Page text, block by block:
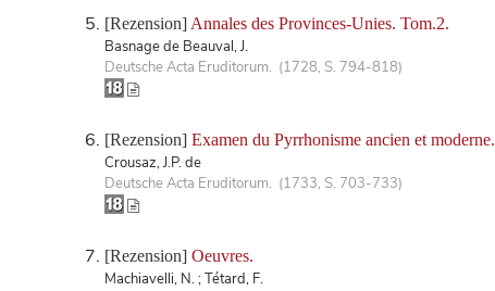
[Rezension] Annales des Provinces-Unies. Tom.2.
Basnage de Beauval, J.
Deutsche Acta Eruditorum. (1728, S. 794-818)
[Rezension] Examen du Pyrrhonisme ancien et moderne.
Crousaz, J.P. de
Deutsche Acta Eruditorum. (1733, S. 703-733)
[Rezension] Oeuvres.
Machiavelli, N. ; Tétard, F.